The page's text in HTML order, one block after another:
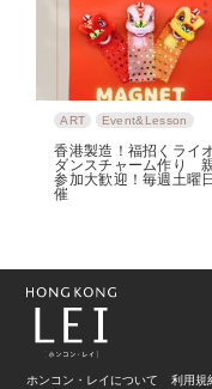
ART Event&Lesson
香港製造！福招くライ
ダンスチャーム作り
参加大歓迎！毎週土曜
催
ホンコン・レイについて 利用規